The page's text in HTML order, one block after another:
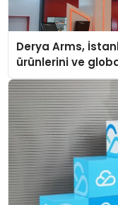
Derya Arms,
ürünlerini ve